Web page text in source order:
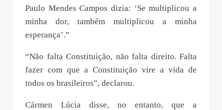
Paulo Mendes Campos dizia: ‘Se multiplicou a
minha dor, também multiplicou a minha
esperança’.”
“Não falta Constituição, não falta direito. Falta
fazer com que a Constituição vire a vida de
todos os brasileiros”, declarou.
Cármen Lúcia disse, no entanto, que a